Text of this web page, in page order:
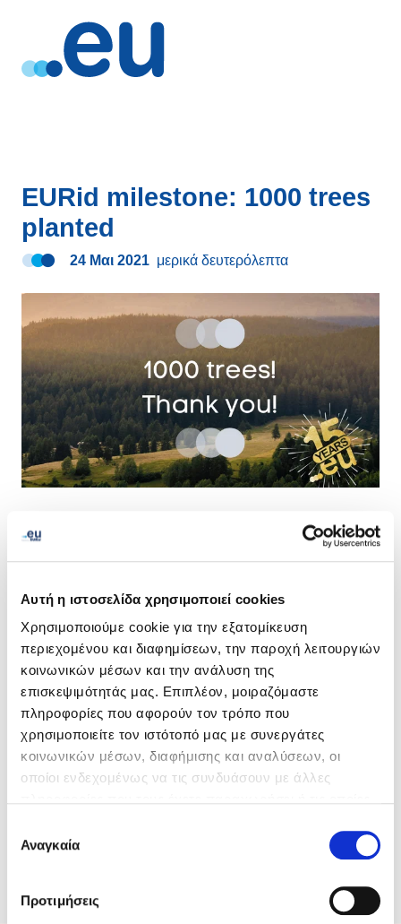
Αυτή η ιστοσελίδα χρησιμοποιεί cookies
Χρησιμοποιούμε cookie για την εξατομίκευση
περιεχομένου και διαφημίσεων, την παροχή λειτουργιών
κοινωνικών μέσων και την ανάλυση της
επισκεψιμότητάς μας. Επιπλέον, μοιραζόμαστε
πληροφορίες που αφορούν τον τρόπο που
χρησιμοποιείτε τον ιστότοπό μας με συνεργάτες
κοινωνικών μέσων, διαφήμισης και αναλύσεων, οι
οποίοι ενδεχομένως να τις συνδυάσουν με άλλες
των υπηρεσιών τους.
συγκατάθεσης
Αναγκαία
Προτιμήσεις
EURid milestone: 1000 trees
planted
24 Μαι 2021 μερικά δευτερόλεπτα
1000 trees to celebrate our 15th anniversary and our
green commitment since 2012.
The EURid forest consists of a variety of trees that were
planted in Columbia, Guatemala, Haiti, Kenya and
Madagascar. Those trees can absorb enough CO2 from
the atmosphere to fill up 1223 trucks!
Please see our forest at treedom.net.